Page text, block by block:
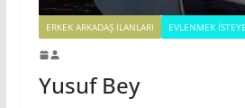
ERKEK ARKADAŞ ILANLARI EVLENMEK
Yusuf Bey